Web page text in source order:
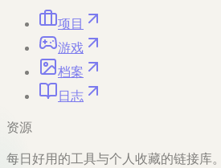
项目
游戏
档案
日志
资源
每日好用的工具与个人收藏的链接库。